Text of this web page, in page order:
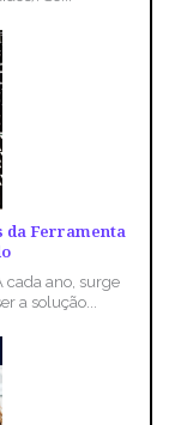
da Ferramenta
cada ano, surge
a solução...